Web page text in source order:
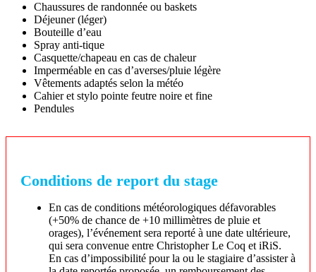
Chaussures de randonnée ou baskets
Déjeuner (léger)
Bouteille d’eau
Spray anti-tique
Casquette/chapeau en cas de chaleur
Imperméable en cas d’averses/pluie légère
Vêtements adaptés selon la météo
Cahier et stylo pointe feutre noire et fine
Pendules
Conditions de report du stage
En cas de conditions météorologiques défavorables
(+50% de chance de +10 millimètres de pluie et
orages), l’événement sera reporté à une date ultérieure,
qui sera convenue entre Christopher Le Coq et iRiS.
En cas d’impossibilité pour la ou le stagiaire d’assister à